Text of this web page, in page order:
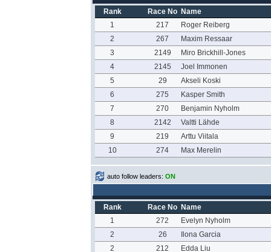
Rank Race No Name
1
217
Roger Reiberg
2
267
Maxim Ressaar
3
2149
Miro Brickhill-Jones
4
2145
Joel Immonen
5
29
Akseli Koski
6
275
Kasper Smith
7
270
Benjamin Nyholm
8
2142
Valtti Lähde
9
219
Arttu Viitala
10
274 Max Merelin
auto follow leaders: ON
Rank Race No Name
1
272
Evelyn Nyholm
2
26
Ilona Garcia
2
212 Edda Liu